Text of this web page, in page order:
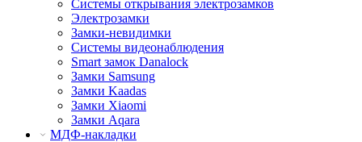
Системы открывания электрозамков
Электрозамки
Замки-невидимки
Системы видеонаблюдения
Smart замок Danalock
Замки Samsung
Замки Kaadas
Замки Xiaomi
Замки Aqara
МДФ-накладки